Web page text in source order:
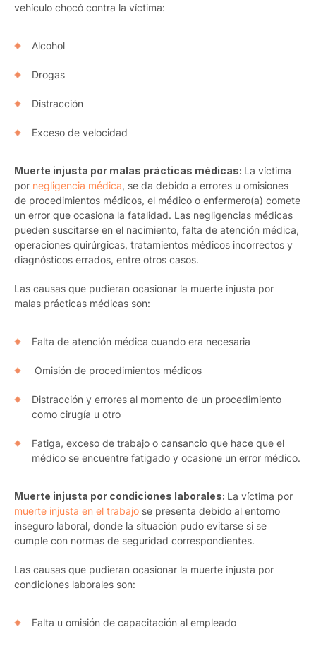
vehículo chocó contra la víctima:
Alcohol
Drogas
Distracción
Exceso de velocidad
Muerte injusta por malas prácticas médicas: La víctima
por negligencia médica, se da debido a errores u omisiones
de procedimientos médicos, el médico o enfermero(a) comete
un error que ocasiona la fatalidad. Las negligencias médicas
pueden suscitarse en el nacimiento, falta de atención médica,
operaciones quirúrgicas, tratamientos médicos incorrectos y
diagnósticos errados, entre otros casos.
Las causas que pudieran ocasionar la muerte injusta por
malas prácticas médicas son:
Falta de atención médica cuando era necesaria
Omisión de procedimientos médicos
Distracción y errores al momento de un procedimiento
como cirugía u otro
Fatiga, exceso de trabajo o cansancio que hace que el
médico se encuentre fatigado y ocasione un error médico.
Muerte injusta por condiciones laborales: La víctima por
muerte injusta en el trabajo se presenta debido al entorno
inseguro laboral, donde la situación pudo evitarse si se
cumple con normas de seguridad correspondientes.
Las causas que pudieran ocasionar la muerte injusta por
condiciones laborales son:
Falta u omisión de capacitación al empleado